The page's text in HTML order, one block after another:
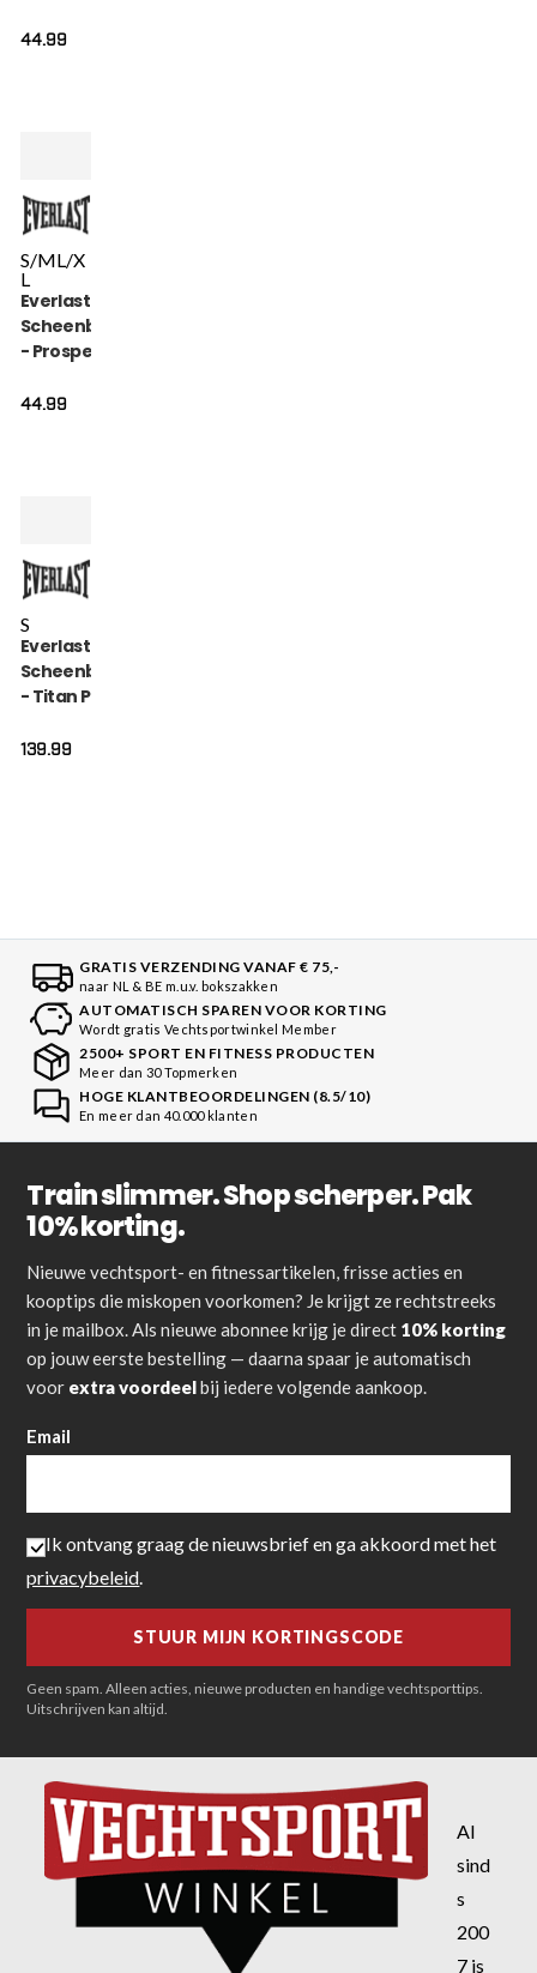
44.99
S/ML/X
L
Everlast
Scheenbeschermer
- Prospect Youth -
44.99
S
Everlast
Scheenbeschermer
- Titan Pro Instep -
139.99
GRATIS VERZENDING VANAF € 75,-
naar NL & BE m.u.v. bokszakken
AUTOMATISCH SPAREN VOOR KORTING
Wordt gratis Vechtsportwinkel Member
2500+ SPORT EN FITNESS PRODUCTEN
Meer dan 30 Topmerken
HOGE KLANTBEOORDELINGEN (8.5/10)
En meer dan 40.000 klanten
Train slimmer. Shop scherper. Pak
10% korting.
Nieuwe vechtsport- en fitnessartikelen, frisse acties en
kooptips die miskopen voorkomen? Je krijgt ze rechtstreeks
in je mailbox. Als nieuwe abonnee krijg je direct 10% korting
op jouw eerste bestelling — daarna spaar je automatisch
voor extra voordeelbij iedere volgende aankoop.
Email
Ik ontvang graag de nieuwsbrief en ga akkoord met het
privacybeleid.
Geen spam. Alleen acties, nieuwe producten en handige vechtsporttips.
Uitschrijven kan altijd.
Al
sind
s
200
7 is